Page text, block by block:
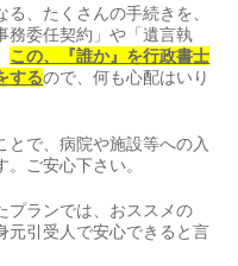
、たくさんの手続きを、
務委任契約」や「遺言執
この、『誰か』を行政書士
するので、何も心配はいり
とで、病院や施設等への入
ご安心下さい。
プランでは、おススメの
元引受人で安心できると言